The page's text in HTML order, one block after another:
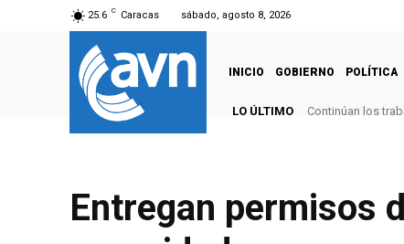
25.6 C Caracas sábado, agosto 8, 2026
INICIO GOBIERNO POLÍTICA
LO ÚLTIMO Continúan los
Entregan permisos